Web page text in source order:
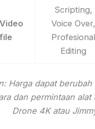
Scripting,
Voice Over,
Profesional
Editing
Harga dapat
dan permintaan alat
Drone 4K atau